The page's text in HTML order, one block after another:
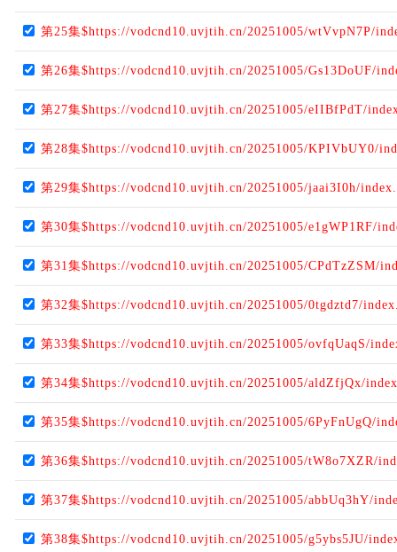
第25集$https://vodcnd10.uvjtih.cn/20251005/wtVvpN7P/
第26集$https://vodcnd10.uvjtih.cn/20251005/Gs13DoUF/
第27集$https://vodcnd10.uvjtih.cn/20251005/eIIBfPdT/
第28集$https://vodcnd10.uvjtih.cn/20251005/KPIVbUY0/
第29集$https://vodcnd10.uvjtih.cn/20251005/jaai3I0h/
第30集$https://vodcnd10.uvjtih.cn/20251005/e1gWP1RF/
第31集$https://vodcnd10.uvjtih.cn/20251005/CPdTzZSM/
第32集$https://vodcnd10.uvjtih.cn/20251005/0tgdztd7/
第33集$https://vodcnd10.uvjtih.cn/20251005/ovfqUaqS/
第34集$https://vodcnd10.uvjtih.cn/20251005/aldZfjQx/
第35集$https://vodcnd10.uvjtih.cn/20251005/6PyFnUgQ/
第36集$https://vodcnd10.uvjtih.cn/20251005/tW8o7XZR/
第37集$https://vodcnd10.uvjtih.cn/20251005/abbUq3hY/
第38集$https://vodcnd10.uvjtih.cn/20251005/g5ybs5JU/